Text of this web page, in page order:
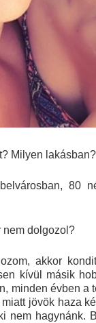
Milyen lakásban?
80
nem dolgozol?
akkor
kívül másik
minden évben a
jövök haza
nem hagynánk.